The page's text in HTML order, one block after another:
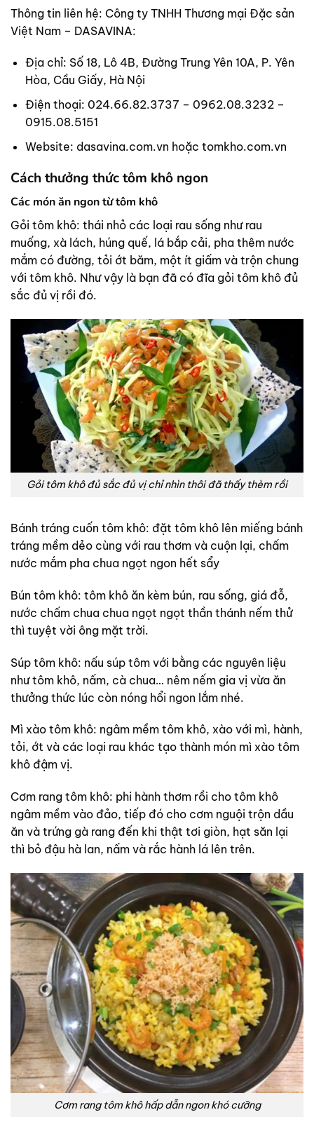
Thông tin liên hệ: Công ty TNHH Thương mại Đặc sản
Việt Nam – DASAVINA:
Địa chỉ: Số 18, Lô 4B, Đường Trung Yên 10A, P. Yên
Hòa, Cầu Giấy, Hà Nội
Điện thoại: 024.66.82.3737 – 0962.08.3232 –
0915.08.5151
Website: dasavina.com.vn hoặc tomkho.com.vn
Cách thưởng thức tôm khô ngon
Các món ăn ngon từ tôm khô
Gỏi tôm khô: thái nhỏ các loại rau sống như rau
muống, xà lách, húng quế, lá bắp cải, pha thêm nước
mắm có đường, tỏi ớt băm, một ít giấm và trộn chung
với tôm khô. Như vậy là bạn đã có đĩa gỏi tôm khô đủ
sắc đủ vị rồi đó.
Gỏi tôm khô đủ sắc đủ vị chỉ nhìn thôi đã thấy thèm rồi
Bánh tráng cuốn tôm khô: đặt tôm khô lên miếng bánh
tráng mềm dẻo cùng với rau thơm và cuộn lại, chấm
nước mắm pha chua ngọt ngon hết sẩy
Bún tôm khô: tôm khô ăn kèm bún, rau sống, giá đỗ,
nước chấm chua chua ngọt ngọt thần thánh nếm thử
thì tuyệt vời ông mặt trời.
Súp tôm khô: nấu súp tôm với bằng các nguyên liệu
như tôm khô, nấm, cà chua… nêm nếm gia vị vừa ăn
thưởng thức lúc còn nóng hổi ngon lắm nhé.
Mì xào tôm khô: ngâm mềm tôm khô, xào với mì, hành,
tỏi, ớt và các loại rau khác tạo thành món mì xào tôm
khô đậm vị.
Cơm rang tôm khô: phi hành thơm rồi cho tôm khô
ngâm mềm vào đảo, tiếp đó cho cơm nguội trộn dầu
ăn và trứng gà rang đến khi thật tơi giòn, hạt săn lại
thì bỏ đậu hà lan, nấm và rắc hành lá lên trên.
Cơm rang tôm khô hấp dẫn ngon khó cưỡng